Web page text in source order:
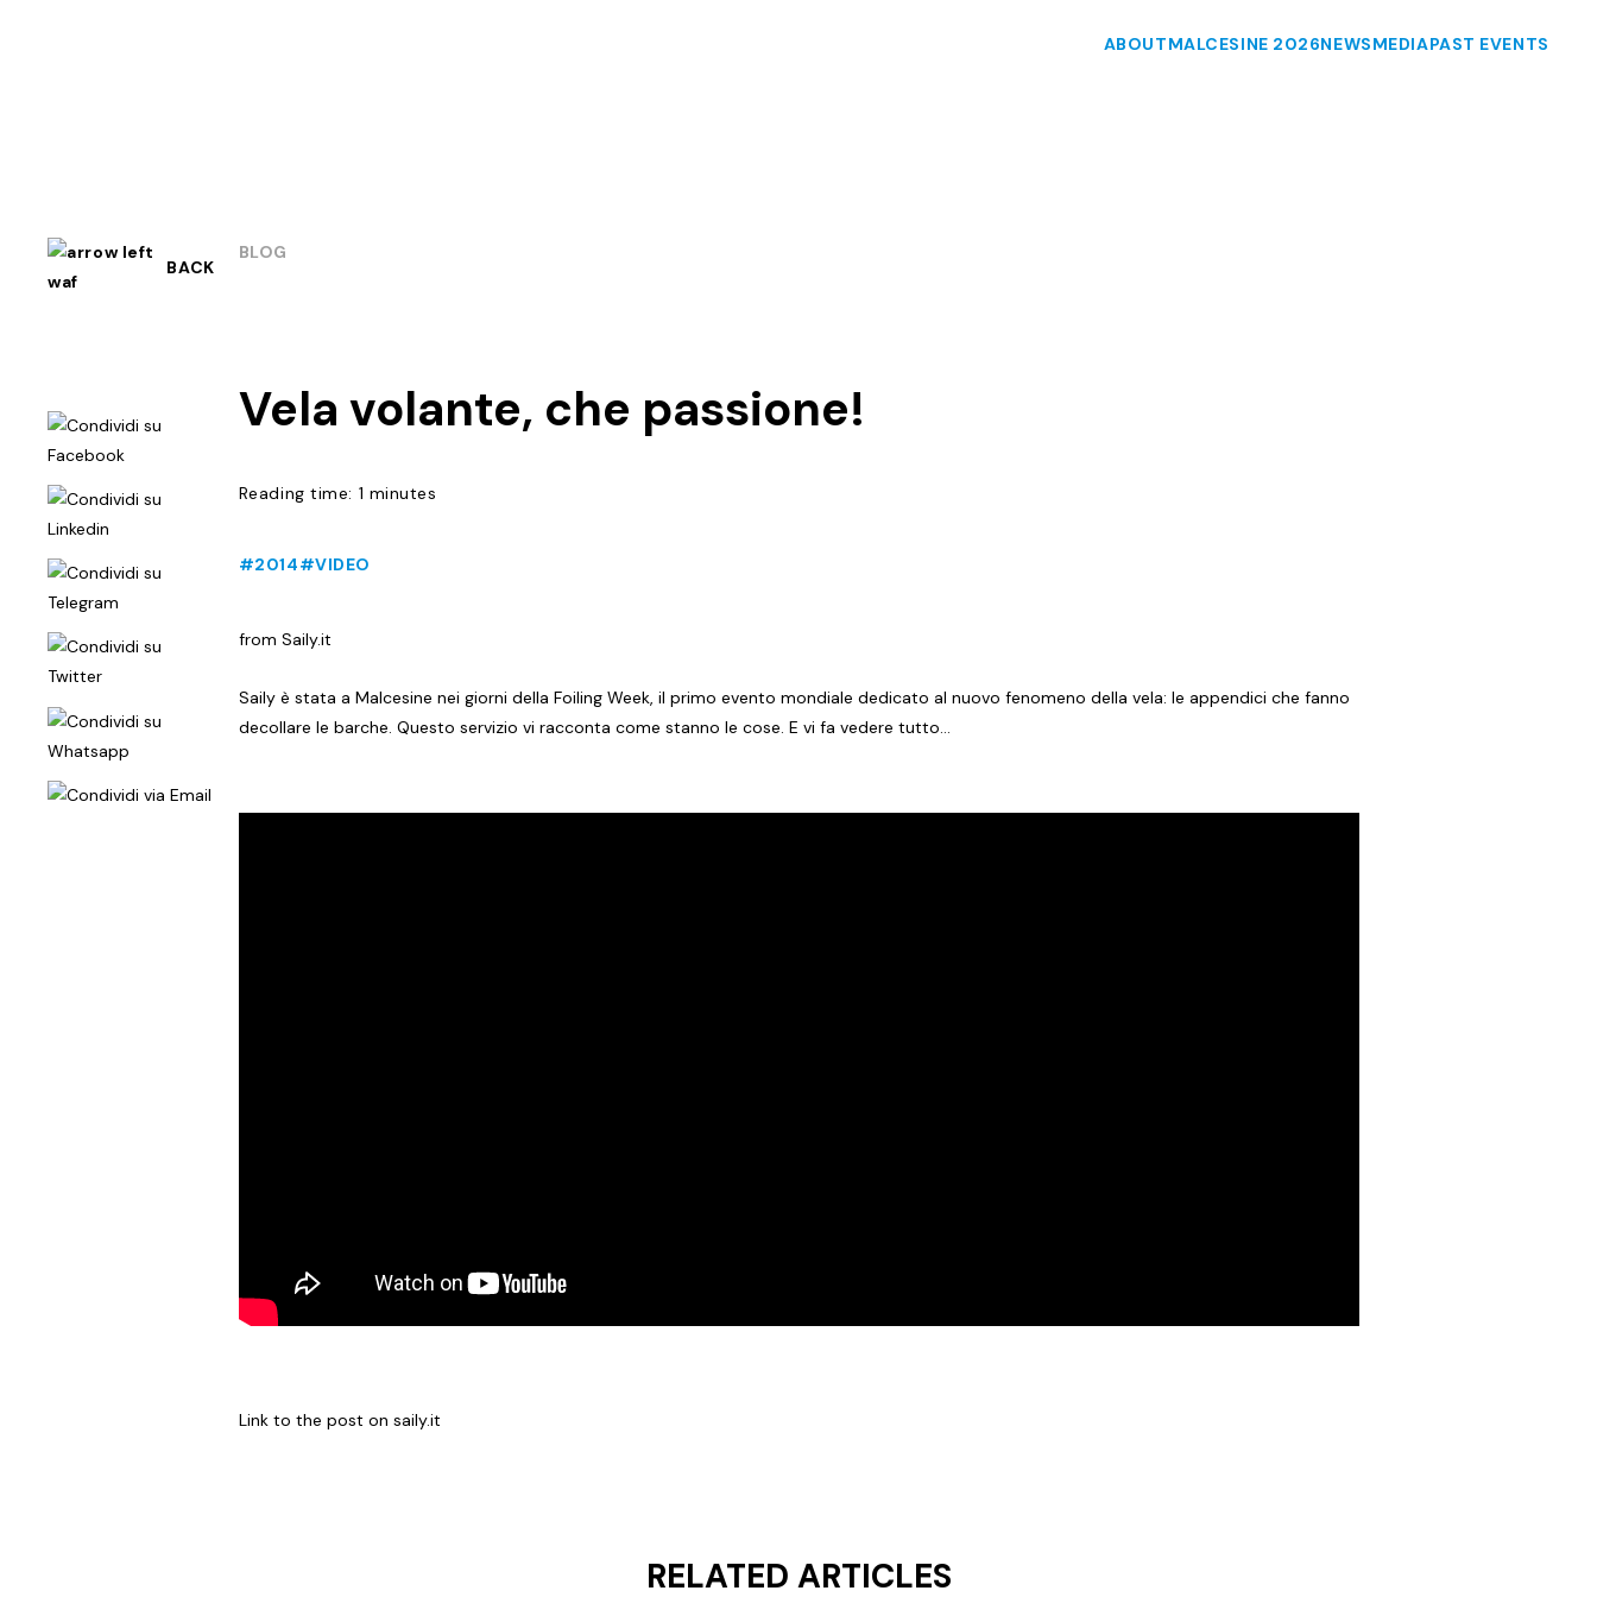
ABOUTMALCESINE 2026NEWSMEDIAPAST EVENTS
BACK
BLOG
Vela volante, che passione!
Reading time: 1 minutes
#2014#VIDEO
from Saily.it
Saily è stata a Malcesine nei giorni della Foiling Week, il primo evento mondiale dedicato al nuovo fenomeno della vela: le appendici che fanno
decollare le barche. Questo servizio vi racconta come stanno le cose. E vi fa vedere tutto…
Link to the post on saily.it
RELATED ARTICLES